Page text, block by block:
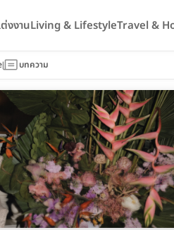
งงานLiving & LifestyleTravel &
บทความ